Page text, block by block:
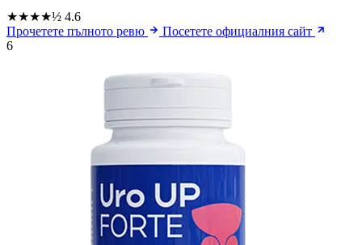
★★★★½ 4.6
Прочетете пълното ревю
Посетете официалния сайт
6